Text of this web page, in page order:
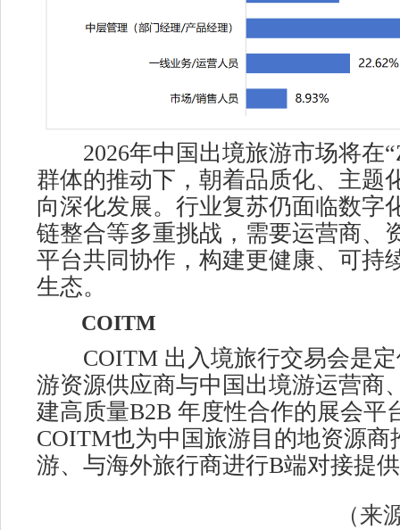
2026年中国出境旅游市场将在
群体的推动下，朝着品质化、主题
向深化发展。行业复苏仍面临数字
链整合等多重挑战，需要运营商、
平台共同协作，构建更健康、可持
生态。
COITM
COITM 出入境旅行交易会是定
游资源供应商与中国出境游运营商
建高质量B2B 年度性合作的展会平
COITM也为中国旅游目的地资源商
游、与海外旅行商进行B端对接提
（来